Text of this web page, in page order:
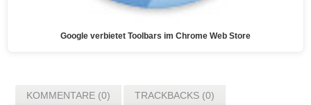
Google verbietet Toolbars im Chrome Web Store
KOMMENTARE (0) TRACKBACKS (0)